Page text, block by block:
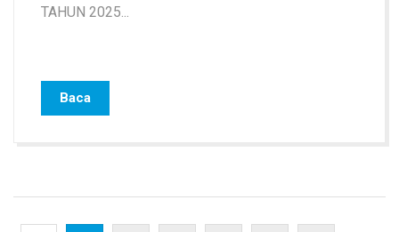
TAHUN 2025...
Baca